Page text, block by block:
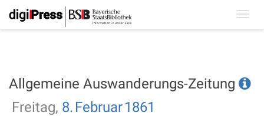
Allgemeine Auswanderungs-Zeitung
Freitag, 8. Februar1861